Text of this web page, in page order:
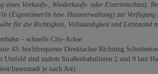
eines Vorkaufs-, Wiederkaufs- oder Eintrittrechtes).
in (Eigentümer/in bzw. Hausverwaltung) zur
für die Richtigkeit, Vollständigkeit und Letztstand
– schnelle City-Achse
hochfrequente Direktachse Richtung
sind zudem Straßenbahnlinien 2 und 9 laut
Innenstadt je nach Ast).